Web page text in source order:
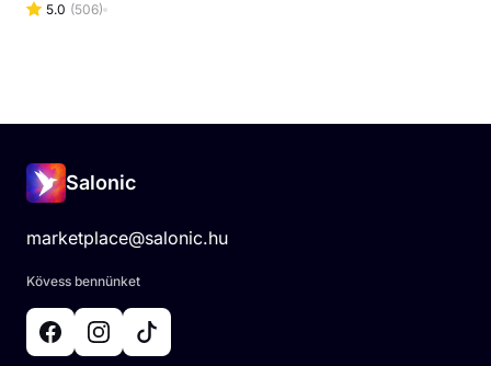
5.0 (506)
Salonic
marketplace@salonic.hu
Kövess bennünket